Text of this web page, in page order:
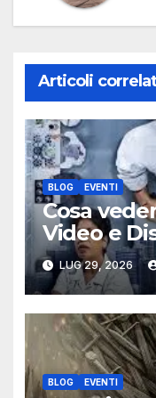
Articoli
BLOG EVENTI
Cosa
Video e
2026
LUG 29, 2026
BLOG EVENTI